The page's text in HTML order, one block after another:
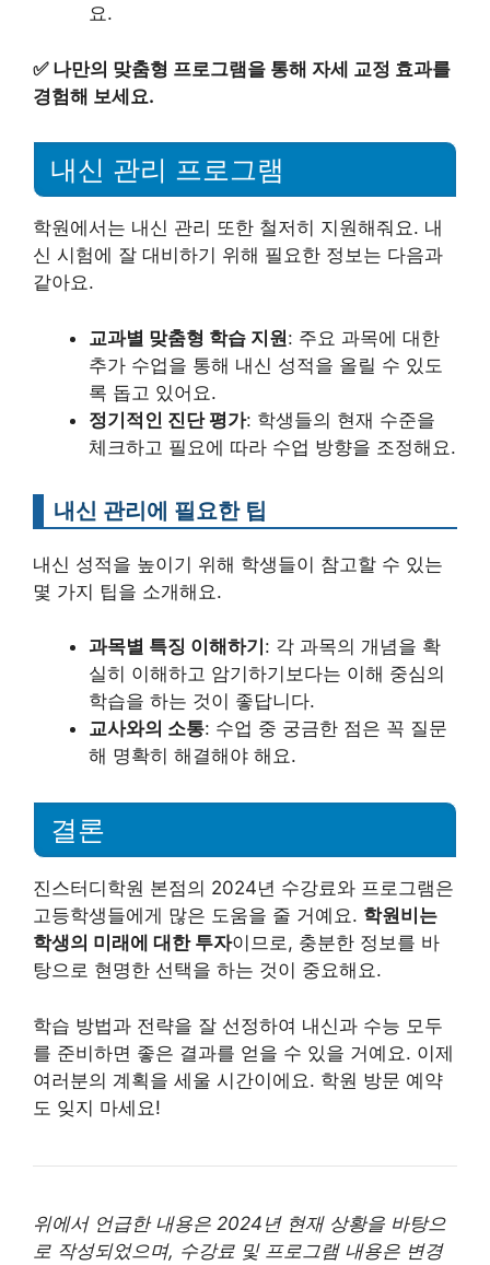
요.
✅ 나만의 맞춤형 프로그램을 통해 자세 교정 효과를
경험해 보세요.
내신 관리 프로그램
학원에서는 내신 관리 또한 철저히 지원해줘요. 내
신 시험에 잘 대비하기 위해 필요한 정보는 다음과
같아요.
교과별 맞춤형 학습 지원: 주요 과목에 대한
추가 수업을 통해 내신 성적을 올릴 수 있도
록 돕고 있어요.
정기적인 진단 평가: 학생들의 현재 수준을
체크하고 필요에 따라 수업 방향을 조정해요.
내신 관리에 필요한 팁
내신 성적을 높이기 위해 학생들이 참고할 수 있는
몇 가지 팁을 소개해요.
과목별 특징 이해하기 : 각 과목의 개념을 확
실히 이해하고 암기하기보다는 이해 중심의
학습을 하는 것이 좋답니다.
교사와의 소통: 수업 중 궁금한 점은 꼭 질문
해 명확히 해결해야 해요.
결론
진스터디학원 본점의 2024년 수강료와 프로그램은
고등학생들에게 많은 도움을 줄 거예요. 학원비는
학생의 미래에 대한 투자이므로, 충분한 정보를 바
탕으로 현명한 선택을 하는 것이 중요해요.
학습 방법과 전략을 잘 선정하여 내신과 수능 모두
를 준비하면 좋은 결과를 얻을 수 있을 거예요. 이제
여러분의 계획을 세울 시간이에요. 학원 방문 예약
도 잊지 마세요!
위에서 언급한 내용은 2024년 현재 상황을 바탕으
로 작성되었으며, 수강료 및 프로그램 내용은 변경